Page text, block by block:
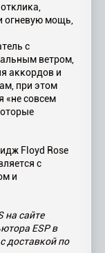
огневую мощь,
с
ветром,
аккордов и
при этом
«не совсем
Floyd Rose
с
и
на сайте
ESP в
доставкой по